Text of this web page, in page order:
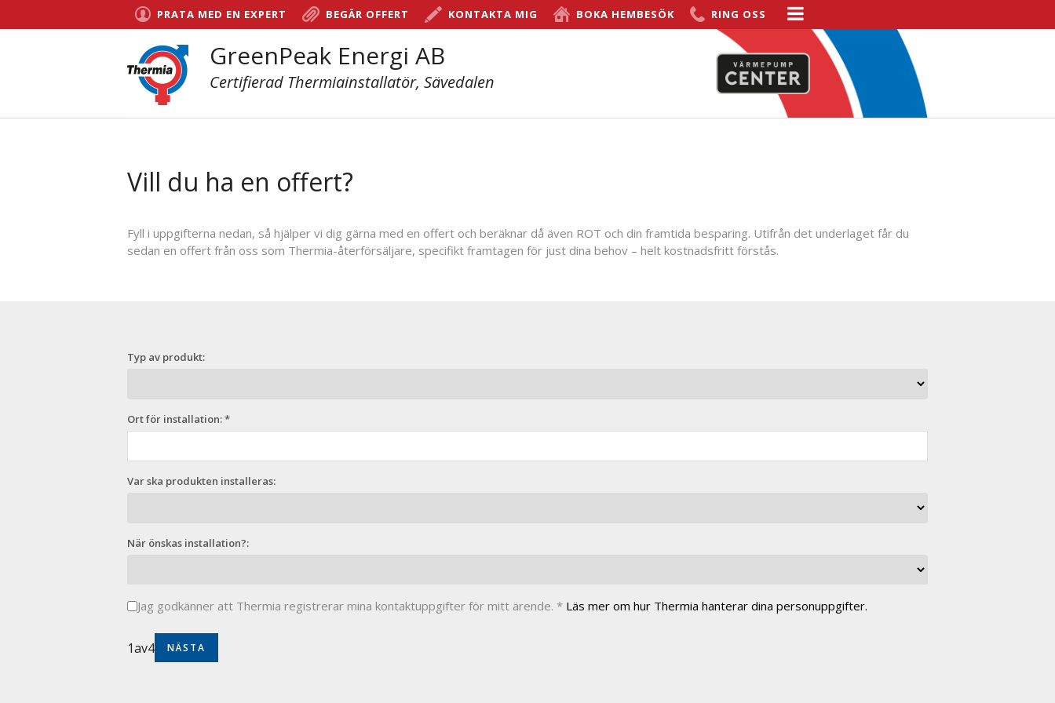
PRATA MED EN EXPERT BEGÄR OFFERT KONTAKTA MIG BOKA HEMBESÖK RING OSS
GreenPeak Energi AB
Certifierad Thermiainstallatör, Sävedalen
Vill du ha en offert?
Fyll i uppgifterna nedan, så hjälper vi dig gärna med en offert och beräknar då även ROT och din framtida besparing. Utifrån det underlaget får du
sedan en offert från oss som Thermia-återförsäljare, specifikt framtagen för just dina behov – helt kostnadsfritt förstås.
Typ av produkt:
Ort för installation: *
Var ska produkten installeras:
När önskas installation?:
Jag godkänner att Thermia registrerar mina kontaktuppgifter för mitt ärende. * Läs mer om hur Thermia hanterar dina personuppgifter.
1av4